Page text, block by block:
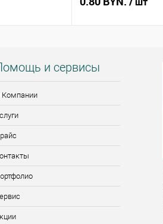
и сервисы
Компании